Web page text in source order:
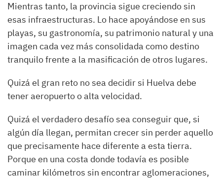
Mientras tanto, la provincia sigue creciendo sin
esas infraestructuras. Lo hace apoyándose en sus
playas, su gastronomía, su patrimonio natural y una
imagen cada vez más consolidada como destino
tranquilo frente a la masificación de otros lugares.
Quizá el gran reto no sea decidir si Huelva debe
tener aeropuerto o alta velocidad.
Quizá el verdadero desafío sea conseguir que, si
algún día llegan, permitan crecer sin perder aquello
que precisamente hace diferente a esta tierra.
Porque en una costa donde todavía es posible
caminar kilómetros sin encontrar aglomeraciones,